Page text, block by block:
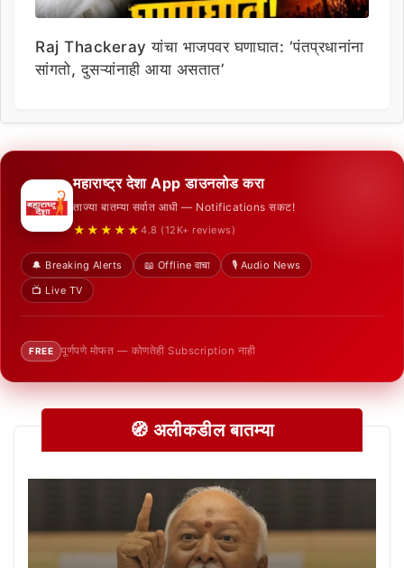
Raj Thackeray यांचा भाजपवर घणाघात: ‘पंतप्रधानांना
सांगतो, दुसऱ्यांनाही आया असतात’
महाराष्ट्र देशा App डाउनलोड करा
ताज्या बातम्या सर्वात आधी — Notifications सकट!
★★★★★ 4.8 (12K+ reviews)
🔔 Breaking Alerts 📖 Offline वाचा
🎙️ Audio News
📺 Live TV
FREE पूर्णपणे मोफत — कोणतेही Subscription नाही
🧭 अलीकडील बातम्या